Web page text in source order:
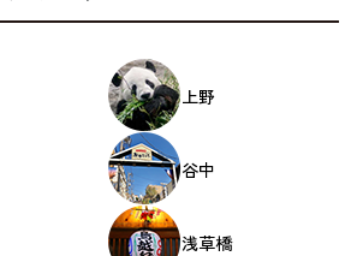
上野
谷中
浅草橋